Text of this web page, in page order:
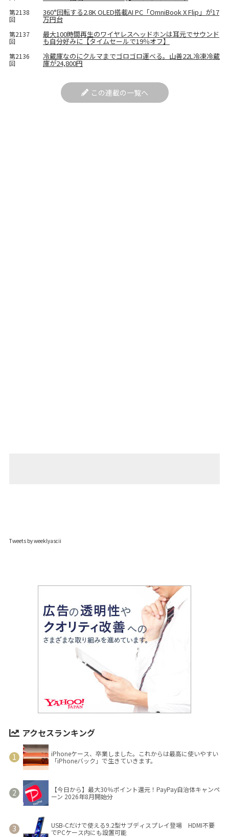
第2138
回
360°回転する2.8K OLED搭載AI PC「OmniBook X Flip」が17
万円台
第2137
回
最大100時間再生のワイヤレスヘッドホンは耳元でサウンド
も自分好みに【タイムセールで19％オフ】
第2136
回
冷蔵庫なのにクルマまでゴロゴロ運べる。山善22L冷凍冷蔵
庫が24,800円
この連載の一覧へ
Tweets by weeklyascii
アクセスランキング
iPhoneケース、卒業しました。これからは最高に使いやすい
「iPhoneバック」で生きていきます。
【今日から】最大30％ポイント還元！PayPay自治体キャンペ
ーン 2026年8月開始分
USB-Cだけで使える9.2型サブディスプレイ登場 HDMI不要
でPCケース内にも設置可能